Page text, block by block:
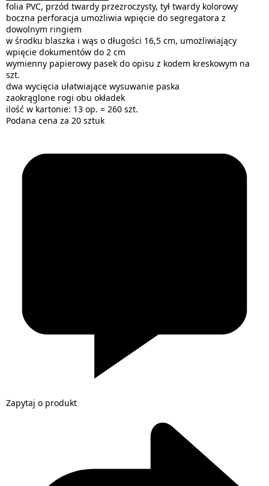
folia PVC, przód twardy przezroczysty, tył twardy kolorowy
boczna perforacja umożliwia wpięcie do segregatora z
dowolnym ringiem
w środku blaszka i wąs o długości 16,5 cm, umożliwiający
wpięcie dokumentów do 2 cm
wymienny papierowy pasek do opisu z kodem kreskowym na
szt.
dwa wycięcia ułatwiające wysuwanie paska
zaokrąglone rogi obu okładek
ilość w kartonie: 13 op. = 260 szt.
Podana cena za 20 sztuk
Zapytaj o produkt